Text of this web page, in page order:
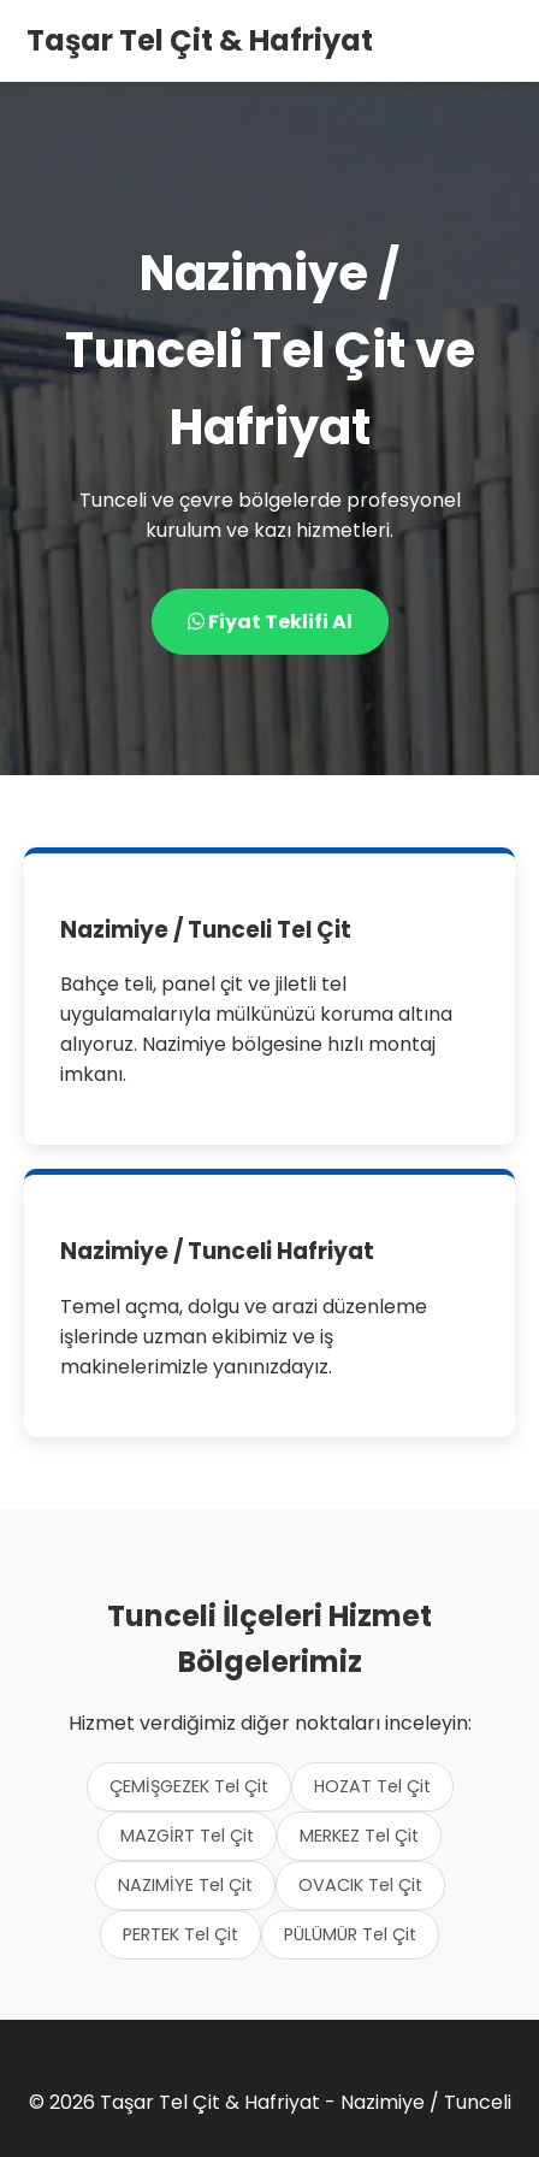
Taşar Tel Çit & Hafriyat
Nazimiye /
Tunceli Tel Çit ve
Hafriyat
Tunceli ve çevre bölgelerde profesyonel
kurulum ve kazı hizmetleri.
Fiyat Teklifi Al
Nazimiye / Tunceli Tel Çit
Bahçe teli, panel çit ve jiletli tel
uygulamalarıyla mülkünüzü koruma altına
alıyoruz. Nazimiye bölgesine hızlı montaj
imkanı.
Nazimiye / Tunceli Hafriyat
Temel açma, dolgu ve arazi düzenleme
işlerinde uzman ekibimiz ve iş
makinelerimizle yanınızdayız.
Tunceli İlçeleri Hizmet
Bölgelerimiz
Hizmet verdiğimiz diğer noktaları inceleyin:
ÇEMİŞGEZEK Tel Çit HOZAT Tel Çit
MAZGİRT Tel Çit MERKEZ Tel Çit
NAZIMİYE Tel Çit OVACIK Tel Çit
PERTEK Tel Çit PÜLÜMÜR Tel Çit
© 2026 Taşar Tel Çit & Hafriyat - Nazimiye / Tunceli